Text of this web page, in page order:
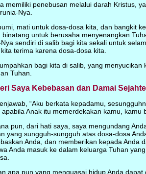
memiliki penebusan melalui darah Kristus,
Nya.
mati untuk dosa-dosa kita, dan bangkit
untuk berusaha menyenangkan
sendiri di salib bagi kita sekali untuk
terima karena dosa-dosa kita.
bagi kita di salib, yang menyucikan
Tuhan.
Saya Kebebasan dan Damai
“Aku berkata kepadamu,
Anak itu memerdekakan kamu, kamu
pun, dari hati saya, saya mengundang
yang sungguh-sungguh atas dosa-dosa
Anda, dan memberikan kepada Anda
Anda masuk ke dalam keluarga Tuhan
apa pun yang menguasai hidup Anda dapat